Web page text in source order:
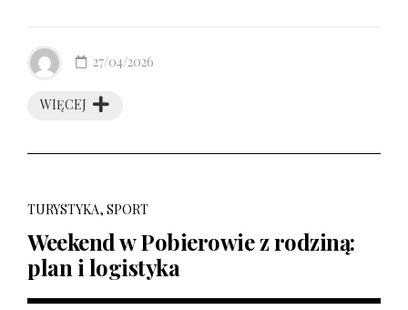
WIĘCEJ
27/04/2026
TURYSTYKA, SPORT
Weekend w Pobierowie z rodziną:
plan i logistyka